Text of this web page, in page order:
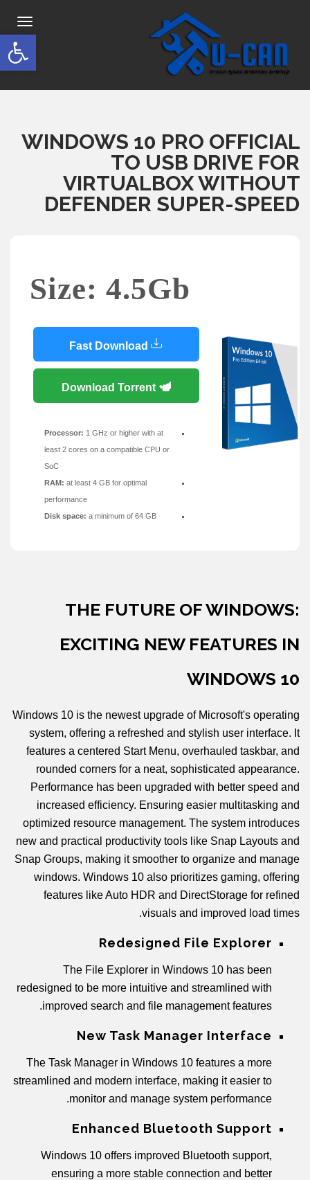
פתח
WINDOWS 10 PRO OFFICIAL
TO USB DRIVE FOR
VIRTUALBOX WITHOUT
DEFENDER SUPER-SPEED
Size: 4.5Gb
Processor: 1 GHz or higher with at
least 2 cores on a compatible CPU or
SoC
RAM: at least 4 GB for optimal
performance
Disk space: a minimum of 64 GB
THE FUTURE OF WINDOWS:
EXCITING NEW FEATURES IN
WINDOWS 10
Windows 10 is the newest upgrade of Microsoft's operating
system, offering a refreshed and stylish user interface. It
features a centered Start Menu, overhauled taskbar, and
rounded corners for a neat, sophisticated appearance.
Performance has been upgraded with better speed and
increased efficiency. Ensuring easier multitasking and
optimized resource management. The system introduces
new and practical productivity tools like Snap Layouts and
Snap Groups, making it smoother to organize and manage
windows. Windows 10 also prioritizes gaming, offering
features like Auto HDR and DirectStorage for refined
visuals and improved load times.
Redesigned File Explorer
The File Explorer in Windows 10 has been
redesigned to be more intuitive and streamlined with
improved search and file management features.
New Task Manager Interface
The Task Manager in Windows 10 features a more
streamlined and modern interface, making it easier to
monitor and manage system performance.
Enhanced Bluetooth Support
Windows 10 offers improved Bluetooth support,
ensuring a more stable connection and better